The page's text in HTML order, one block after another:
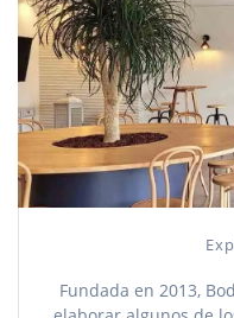
Fundada en 2013,